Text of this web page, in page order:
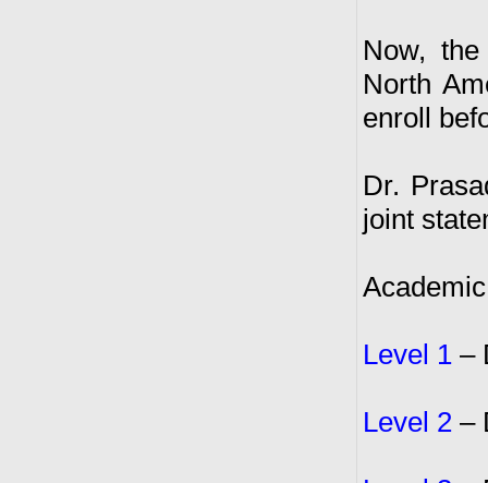
Now,
North
enroll
Dr.
joint
Level 1 –
Level 2 –